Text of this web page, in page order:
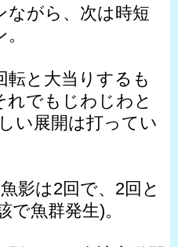
ながら、次は時短
転と大当りするも
れでもじわじわと
い展開は打ってい
影は2回で、2回と
で魚群発生)。